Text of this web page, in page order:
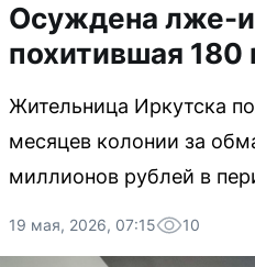
Осуждена лже-
похитившая 180
Жительница Иркутска
месяцев колонии за
миллионов рублей в
19 мая, 2026, 07:15 10